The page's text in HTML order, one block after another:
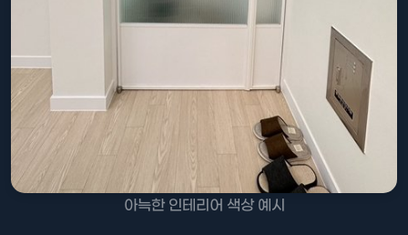
아늑한 인테리어 색상 예시